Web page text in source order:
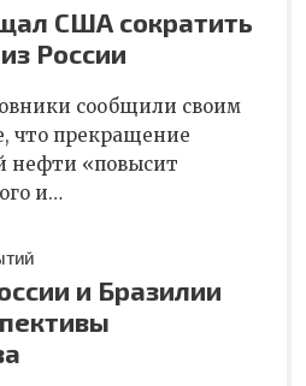
США сократить
России
сообщили своим
что прекращение
нефти «повысит
и…
и Бразилии